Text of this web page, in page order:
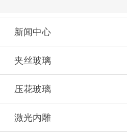
新闻中心
夹丝玻璃
压花玻璃
激光内雕